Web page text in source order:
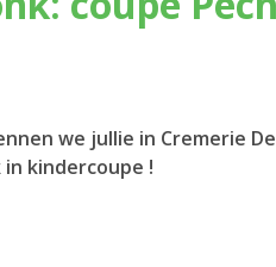
we jullie in Cremerie
kindercoupe !